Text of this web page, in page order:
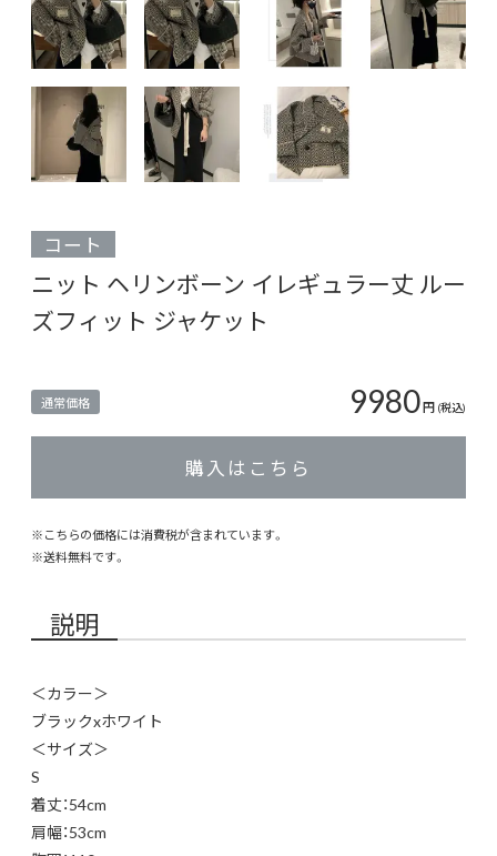
コート
ニット ヘリンボーン イレギュラー丈 ルー
ズフィット ジャケット
通常価格 9980円 (税込)
購入はこちら
※こちらの価格には消費税が含まれています。
※送料無料です。
説明
＜カラー＞
ブラックxホワイト
＜サイズ＞
S
着丈：54cm
肩幅：53cm